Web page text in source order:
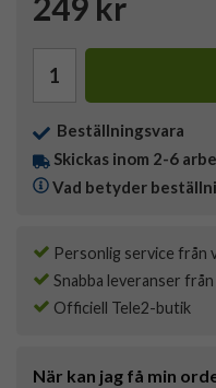
249 kr
Beställningsvara
Skickas inom 2-6
Vad betyder
Personlig service från
Snabba leveranser
Officiell Tele2-butik
När kan jag få min